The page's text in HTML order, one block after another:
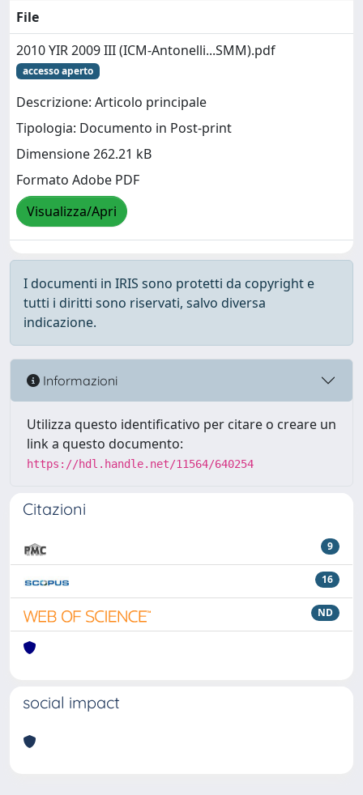
File
2010 YIR 2009 III (ICM-Antonelli...SMM).pdf
accesso aperto
Descrizione: Articolo principale
Tipologia: Documento in Post-print
Dimensione 262.21 kB
Formato Adobe PDF
Visualizza/Apri
I documenti in IRIS sono protetti da copyright e
tutti i diritti sono riservati, salvo diversa
indicazione.
Informazioni
Utilizza questo identificativo per citare o creare un
link a questo documento:
https://hdl.handle.net/11564/640254
Citazioni
9
16
ND
social impact